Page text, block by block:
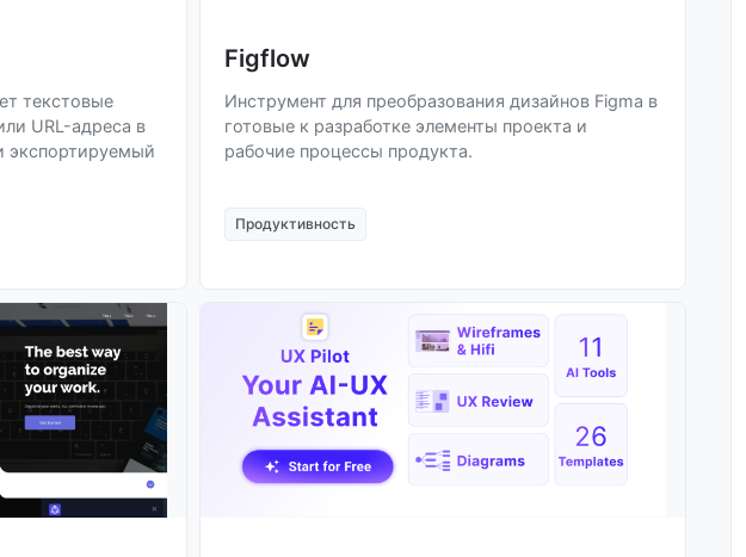
текстовые
URL-адреса в
экспортируемый
Figflow
Инструмент для преобразования дизайнов Figma в
готовые к разработке элементы проекта и
рабочие процессы продукта.
Продуктивность